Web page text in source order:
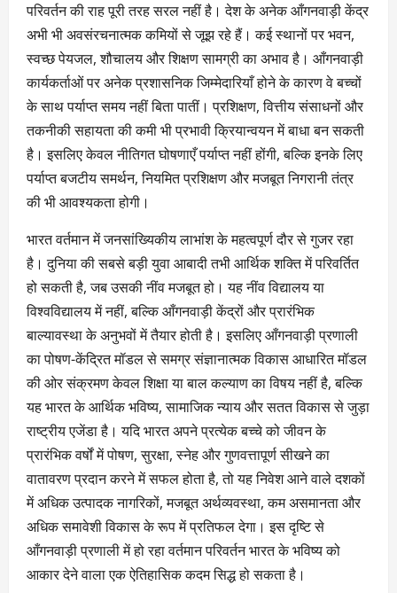
परिवर्तन की राह पूरी तरह सरल नहीं है। देश के अनेक आँगनवाड़ी केंद्र
अभी भी अवसंरचनात्मक कमियों से जूझ रहे हैं। कई स्थानों पर भवन,
स्वच्छ पेयजल, शौचालय और शिक्षण सामग्री का अभाव है। आँगनवाड़ी
कार्यकर्ताओं पर अनेक प्रशासनिक जिम्मेदारियाँ होने के कारण वे बच्चों
के साथ पर्याप्त समय नहीं बिता पातीं। प्रशिक्षण, वित्तीय संसाधनों और
तकनीकी सहायता की कमी भी प्रभावी क्रियान्वयन में बाधा बन सकती
है। इसलिए केवल नीतिगत घोषणाएँ पर्याप्त नहीं होंगी, बल्कि इनके लिए
पर्याप्त बजटीय समर्थन, नियमित प्रशिक्षण और मजबूत निगरानी तंत्र
की भी आवश्यकता होगी।
भारत वर्तमान में जनसांख्यिकीय लाभांश के महत्वपूर्ण दौर से गुजर रहा
है। दुनिया की सबसे बड़ी युवा आबादी तभी आर्थिक शक्ति में परिवर्तित
हो सकती है, जब उसकी नींव मजबूत हो। यह नींव विद्यालय या
विश्वविद्यालय में नहीं, बल्कि आँगनवाड़ी केंद्रों और प्रारंभिक
बाल्यावस्था के अनुभवों में तैयार होती है। इसलिए आँगनवाड़ी प्रणाली
का पोषण-केंद्रित मॉडल से समग्र संज्ञानात्मक विकास आधारित मॉडल
की ओर संक्रमण केवल शिक्षा या बाल कल्याण का विषय नहीं है, बल्कि
यह भारत के आर्थिक भविष्य, सामाजिक न्याय और सतत विकास से जुड़ा
राष्ट्रीय एजेंडा है। यदि भारत अपने प्रत्येक बच्चे को जीवन के
प्रारंभिक वर्षों में पोषण, सुरक्षा, स्नेह और गुणवत्तापूर्ण सीखने का
वातावरण प्रदान करने में सफल होता है, तो यह निवेश आने वाले दशकों
में अधिक उत्पादक नागरिकों, मजबूत अर्थव्यवस्था, कम असमानता और
अधिक समावेशी विकास के रूप में प्रतिफल देगा। इस दृष्टि से
आँगनवाड़ी प्रणाली में हो रहा वर्तमान परिवर्तन भारत के भविष्य को
आकार देने वाला एक ऐतिहासिक कदम सिद्ध हो सकता है।